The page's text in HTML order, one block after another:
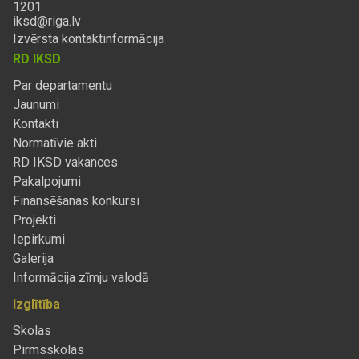
1201
iksd@riga.lv
Izvērsta kontaktinformācija
RD IKSD
Par departamentu
Jaunumi
Kontakti
Normatīvie akti
RD IKSD vakances
Pakalpojumi
Finansēšanas konkursi
Projekti
Iepirkumi
Galerija
Informācija zīmju valodā
Izglītība
Skolas
Pirmsskolas